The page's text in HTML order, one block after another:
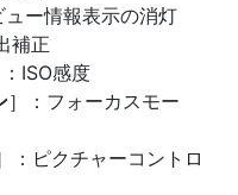
ュー情報表示の消灯
補正
ISO感度
］：フォーカスモー
：ピクチャーコントロ